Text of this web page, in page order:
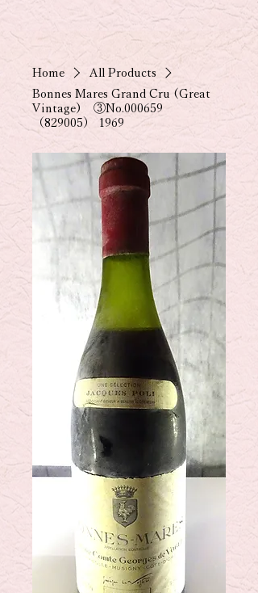
Home
All Products
Bonnes Mares Grand Cru (Great
Vintage) ③No.000659
（829005） 1969